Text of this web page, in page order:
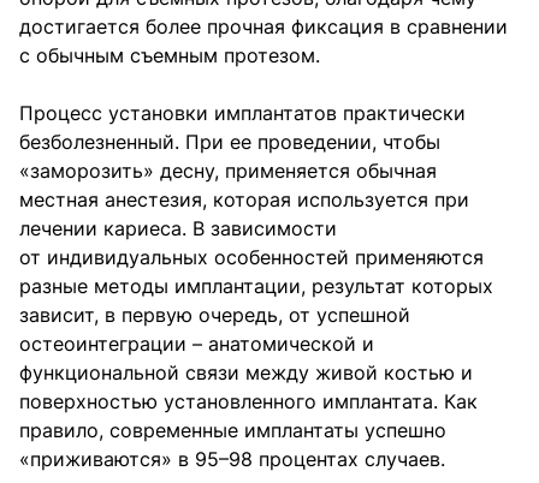
достигается более прочная фиксация в сравнении
с обычным съемным протезом.
Процесс установки имплантатов практически
безболезненный. При ее проведении, чтобы
«заморозить» десну, применяется обычная
местная анестезия, которая используется при
лечении кариеса. В зависимости
от индивидуальных особенностей применяются
разные методы имплантации, результат которых
зависит, в первую очередь, от успешной
остеоинтеграции – анатомической и
функциональной связи между живой костью и
поверхностью установленного имплантата. Как
правило, современные имплантаты успешно
«приживаются» в 95–98 процентах случаев.